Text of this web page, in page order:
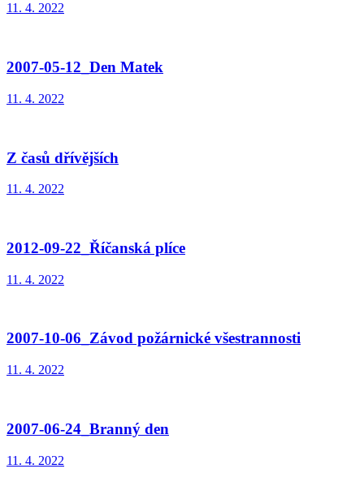
11. 4. 2022
2007-05-12_Den Matek
11. 4. 2022
Z časů dřívějších
11. 4. 2022
2012-09-22_Říčanská plíce
11. 4. 2022
2007-10-06_Závod požárnické všestrannosti
11. 4. 2022
2007-06-24_Branný den
11. 4. 2022